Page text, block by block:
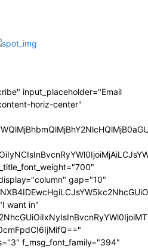
input_placeholder="Email
horiz-center"
gap="10"
want in"
f_msg_font_family="394"